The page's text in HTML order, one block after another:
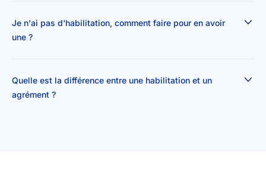
Je n'ai pas d'habilitation, comment faire pour en avoir
une ?
Quelle est la différence entre une habilitation et un
agrément ?